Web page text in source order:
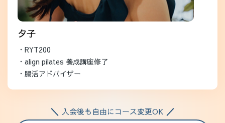
夕子
・RYT200
・align pilates 養成講座修了
・腸活アドバイザー
入会後も自由にコース変更OK